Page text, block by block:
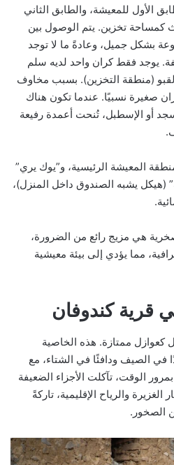
الأول للمعيشة، والطابق الثاني
كمساحة تخزين. يتم الوصول بين
بشكل جميل، وعادةً ما لا توجد
يوجد فقط كران واحد لديه سلم
(منطقة التخزين). بسبب مخاوف
صغيرة نسبيًا. عندما تكون هناك
أو الإسطبل، تُنحت أعمدة رفيعة
المعيشة الرئيسية، و”يوك يري”
(هيكل يشبه الصندوق داخل المنزل)،
هي مزيج رائع من الضرورة،
مما يؤدي إلى بيئة معيشية
قرية كندوفان
كعوازل ممتازة. هذه الخاصية
في الصيف ودافئًا في الشتاء، مع
الوقت، تآكلت الأجزاء الضعيفة
والرياح الإقليمية، تاركةً
الصخور.